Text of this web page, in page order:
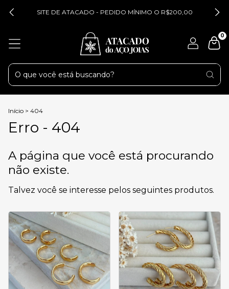
SITE DE ATACADO - PEDIDO MÍNIMO O R$200,00
0
Início > 404
Erro - 404
A página que você está procurando
não existe.
Talvez você se interesse pelos seguintes produtos.